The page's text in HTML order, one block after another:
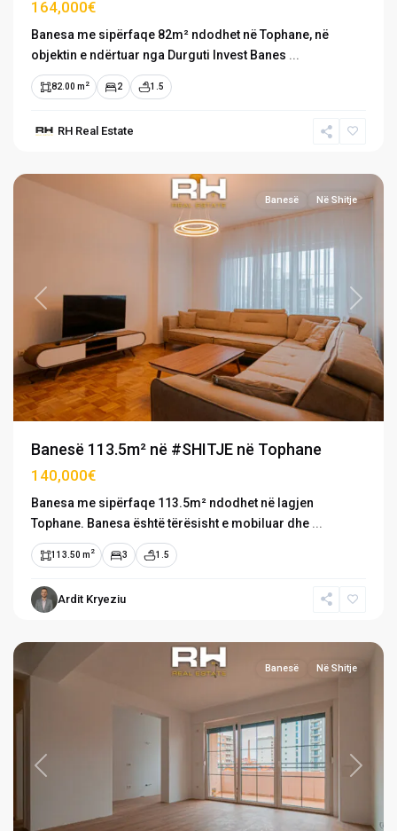
164,000€
Banesa me sipërfaqe 82m² ndodhet në Tophane, në
objektin e ndërtuar nga Durguti Invest Banes ...
82.00 m 2 2 1.5
RH Real Estate
Tophane,
Previous Next
Banesë Në Shitje
Banesë 113.5m² në #SHITJE në Tophane
140,000€
Banesa me sipërfaqe 113.5m² ndodhet në lagjen
Tophane. Banesa është tërësisht e mobiluar dhe ...
113.50 m 2 3 1.5
Ardit Kryeziu
Tophane,
Previous Next
Banesë Në Shitje